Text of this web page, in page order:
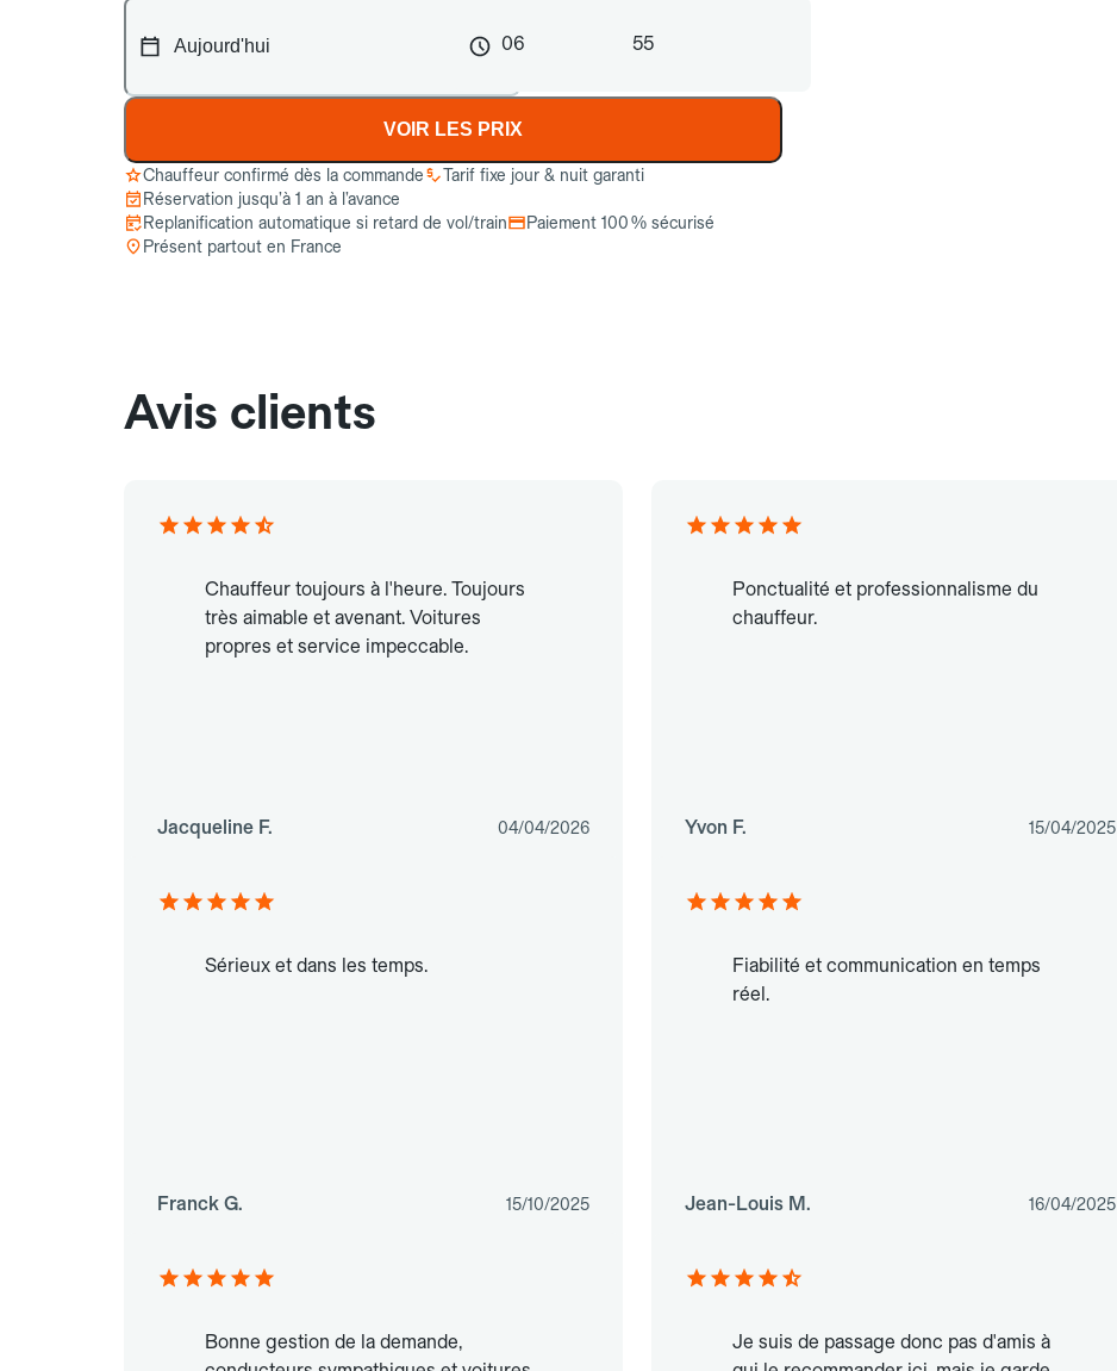
06 55
VOIR LES PRIX
Chauffeur confirmé dès la commande
Tarif fixe jour & nuit garanti
Réservation jusqu’à 1 an à l’avance
Replanification automatique si retard de vol/train
Paiement 100 % sécurisé
Présent partout en France
Avis clients
Chauffeur toujours à l'heure. Toujours
très aimable et avenant. Voitures
propres et service impeccable.
Jacqueline F. 04/04/2026
Ponctualité et professionnalisme du
chauffeur.
Yvon F. 15/04/2025
Sérieux et dans les temps.
Franck G. 15/10/2025
Fiabilité et communication en temps
réel.
Jean-Louis M. 16/04/2025
Bonne gestion de la demande,
Je suis de passage donc pas d'amis à